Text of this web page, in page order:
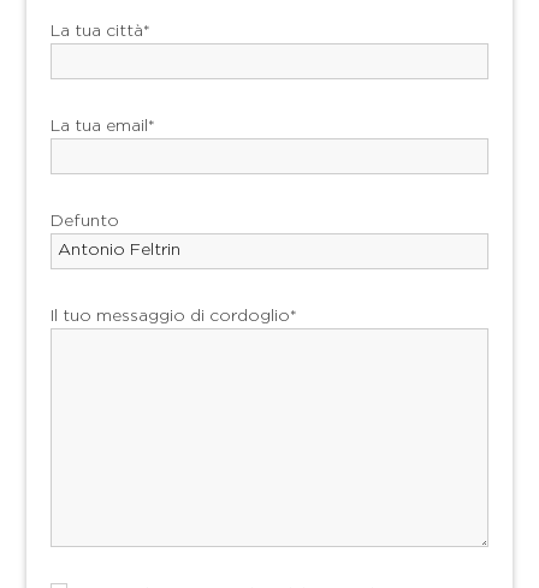
La tua città*
La tua email*
Defunto
Il tuo messaggio di cordoglio*